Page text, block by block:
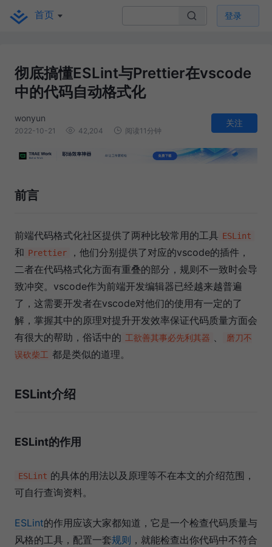
首页 登录
彻底搞懂ESLint与Prettier在vscode
中的代码自动格式化
wonyun
2022-10-21 42,204 阅读11分钟
关注
前言
前端代码格式化社区提供了两种比较常用的工具 ESLint
和 Prettier
，他们分别提供了对应的vscode的插件，
二者在代码格式化方面有重叠的部分，规则不一致时会导
致冲突。vscode作为前端开发编辑器已经越来越普遍
了，这需要开发者在vscode对他们的使用有一定的了
解，掌握其中的原理对提升开发效率保证代码质量方面会
有很大的帮助，俗话中的 工欲善其事必先利其器 、
磨刀不
误砍柴工 都是类似的道理。
ESLint介绍
ESLint的作用
ESLint 的具体的用法以及原理等不在本文的介绍范围，
可自行查询资料。
ESLint的作用应该大家都知道，它是一个检查代码质量与
风格的工具，配置一套规则 ，就能检查出你代码中不符合